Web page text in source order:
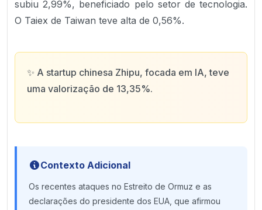
subiu 2,99%, beneficiado pelo setor de tecnologia.
O Taiex de Taiwan teve alta de 0,56%.
✨ A startup chinesa Zhipu, focada em IA, teve
uma valorização de 13,35%.
Contexto Adicional
Os recentes ataques no Estreito de Ormuz e as
declarações do presidente dos EUA, que afirmou